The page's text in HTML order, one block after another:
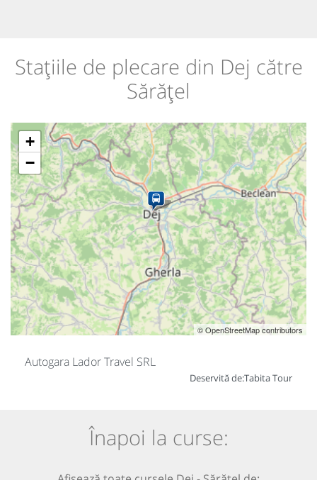
Stațiile de plecare din Dej către
Sărățel
+
−
© OpenStreetMap contributors
Autogara Lador Travel SRL
Deservită de:Tabita Tour
Înapoi la curse: